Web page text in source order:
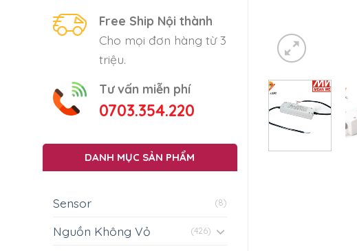
Free Ship Nội thành
Cho mọi đơn hàng từ 3
triệu.
Tư vấn miễn phí
0703.354.220
DANH MỤC SẢN PHẨM
Sensor (8)
Nguồn Không Vỏ (426)